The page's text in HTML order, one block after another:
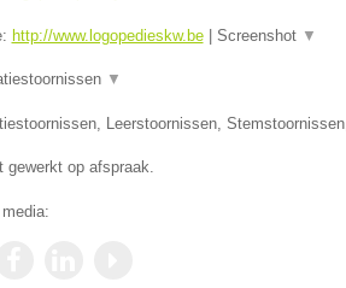
http://www.logopedieskw.be| Screenshot ▼
▼
Leerstoornissen,
gewerkt op afspraak.